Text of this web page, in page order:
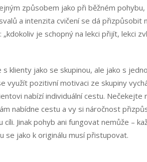
způsobem jako při běžném pohybu,
a intenzita cvičení se dá přizpůsobit
„kdokoliv je schopný na lekci přijít, lekci
klienty jako se skupinou, ale jako s
využít pozitivní motivaci ze skupiny
nabízí individuální cestu. Nečekejte
nabídne cestu a vy si náročnost
Jinak pohyb ani fungovat nemůže –
se jako k originálu musí přistupovat.